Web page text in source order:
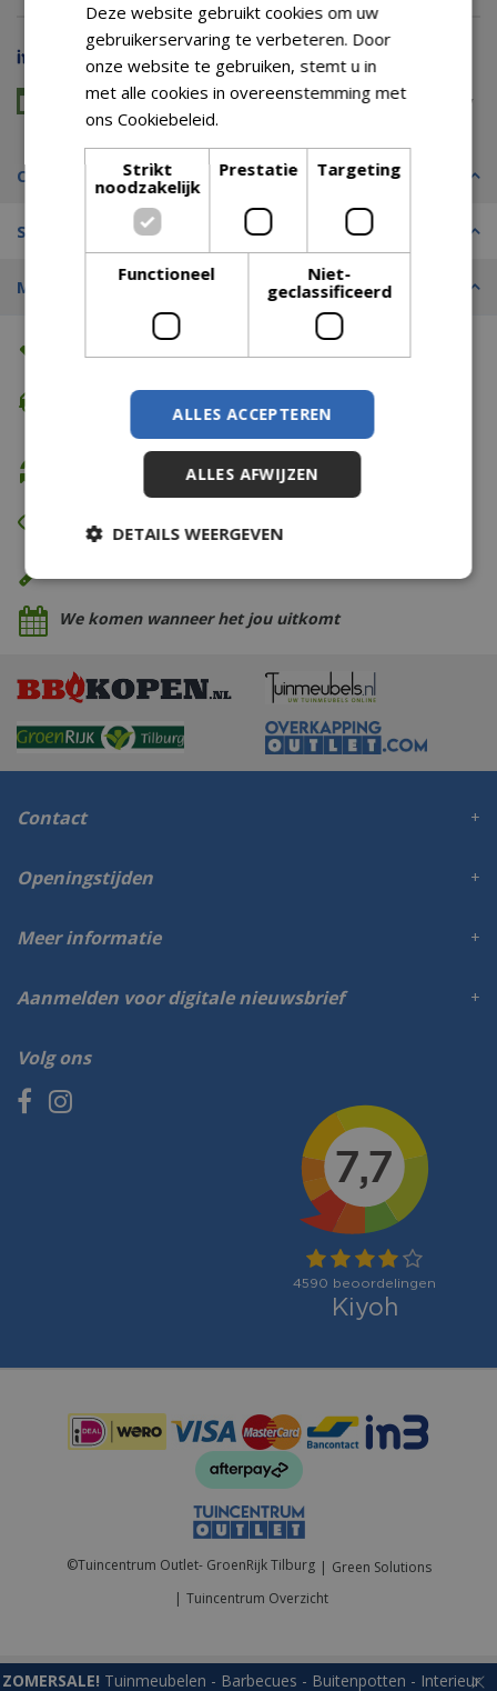
ZOMERSALE! Tuinmeubelen - Barbecues - Buitenpotten - Interieur
Of in 3 termijnen van 50,78 (0% rente)
Veilig gespreid betalen zonder BKR
Alle diensten en producten die je al kende van AfterPay
Omschrijving
Specificaties
Merk
Altijd de beste prijs
Gratis verzending
We komen wanneer het jou uitkomt
Contact
Volg ons
Openingstijden
Meer informatie
Aanmelden voor digitale nieuwsbrief
©Tuincentrum Outlet- GroenRijk Tilburg
Green Solutions
Tuincentrum Overzicht
Deze website gebruikt cookies om uw
gebruikerservaring te verbeteren. Door
onze website te gebruiken, stemt u in
met alle cookies in overeenstemming met
ons Cookiebeleid.
Strikt
noodzakelijk
Prestatie Targeting
Functioneel
Niet-
geclassificeerd
ALLES ACCEPTEREN
ALLES AFWIJZEN
DETAILS WEERGEVEN